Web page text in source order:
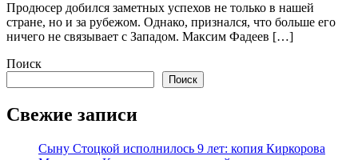
Продюсер добился заметных успехов не только в нашей
стране, но и за рубежом. Однако, признался, что больше его
ничего не связывает с Западом. Максим Фадеев […]
Поиск
Поиск
Свежие записи
Сыну Стоцкой исполнилось 9 лет: копия Киркорова